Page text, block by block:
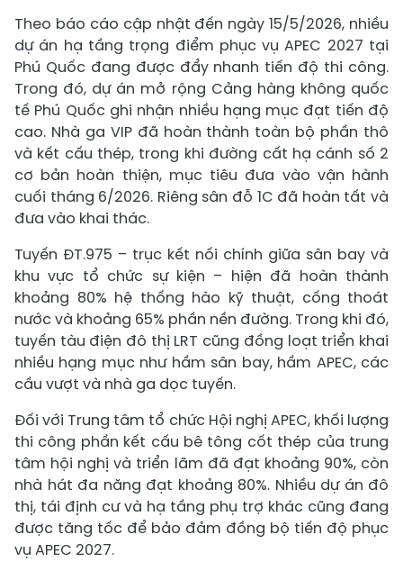
Theo báo cáo cập nhật đến ngày 15/5/2026, nhiều
dự án hạ tầng trọng điểm phục vụ APEC 2027 tại
Phú Quốc đang được đẩy nhanh tiến độ thi công.
Trong đó, dự án mở rộng Cảng hàng không quốc
tế Phú Quốc ghi nhận nhiều hạng mục đạt tiến độ
cao. Nhà ga VIP đã hoàn thành toàn bộ phần thô
và kết cấu thép, trong khi đường cất hạ cánh số 2
cơ bản hoàn thiện, mục tiêu đưa vào vận hành
cuối tháng 6/2026. Riêng sân đỗ 1C đã hoàn tất và
đưa vào khai thác.
Tuyến ĐT.975 – trục kết nối chính giữa sân bay và
khu vực tổ chức sự kiện – hiện đã hoàn thành
khoảng 80% hệ thống hào kỹ thuật, cống thoát
nước và khoảng 65% phần nền đường. Trong khi đó,
tuyến tàu điện đô thị LRT cũng đồng loạt triển khai
nhiều hạng mục như hầm sân bay, hầm APEC, các
cầu vượt và nhà ga dọc tuyến.
Đối với Trung tâm tổ chức Hội nghị APEC, khối lượng
thi công phần kết cấu bê tông cốt thép của trung
tâm hội nghị và triển lãm đã đạt khoảng 90%, còn
nhà hát đa năng đạt khoảng 80%. Nhiều dự án đô
thị, tái định cư và hạ tầng phụ trợ khác cũng đang
được tăng tốc để bảo đảm đồng bộ tiến độ phục
vụ APEC 2027.